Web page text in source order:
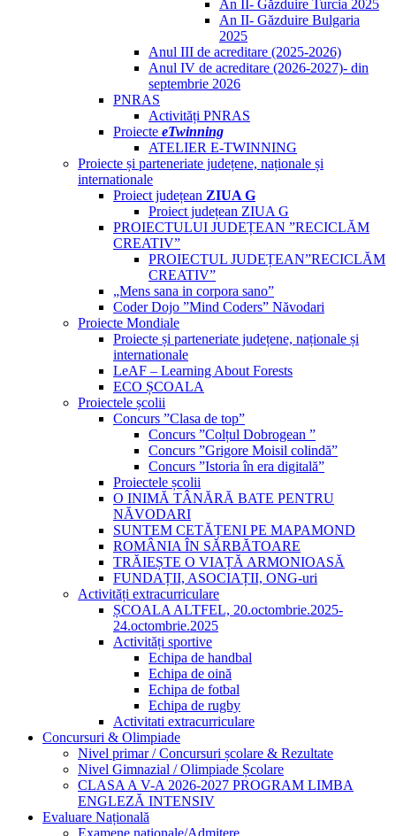
An II- Găzduire Turcia 2025
An II- Găzduire Bulgaria
2025
Anul III de acreditare (2025-2026)
Anul IV de acreditare (2026-2027)- din
septembrie 2026
PNRAS
Activități PNRAS
Proiecte eTwinning
ATELIER E-TWINNING
Proiecte și parteneriate județene, naționale și
internationale
Proiect județean ZIUA G
Proiect județean ZIUA G
PROIECTULUI JUDEȚEAN ”RECICLĂM
CREATIV”
PROIECTUL JUDEȚEAN”RECICLĂM
CREATIV”
„Mens sana in corpora sano”
Coder Dojo ”Mind Coders” Năvodari
Proiecte Mondiale
Proiecte și parteneriate județene, naționale și
internationale
LeAF – Learning About Forests
ECO ȘCOALA
Proiectele școlii
Concurs ”Clasa de top”
Concurs ”Colțul Dobrogean ”
Concurs ”Grigore Moisil colindă”
Concurs ”Istoria în era digitală”
Proiectele școlii
O INIMĂ TÂNĂRĂ BATE PENTRU
NĂVODARI
SUNTEM CETĂȚENI PE MAPAMOND
ROMÂNIA ÎN SĂRBĂTOARE
TRĂIEȘTE O VIAȚĂ ARMONIOASĂ
FUNDAȚII, ASOCIAȚII, ONG-uri
Activități extracurriculare
ȘCOALA ALTFEL, 20.octombrie.2025-
24.octombrie.2025
Activități sportive
Echipa de handbal
Echipa de oină
Echipa de fotbal
Echipa de rugby
Activitati extracurriculare
Concursuri & Olimpiade
Nivel primar / Concursuri școlare & Rezultate
Nivel Gimnazial / Olimpiade Școlare
CLASA A V-A 2026-2027 PROGRAM LIMBA
ENGLEZĂ INTENSIV
Evaluare Națională